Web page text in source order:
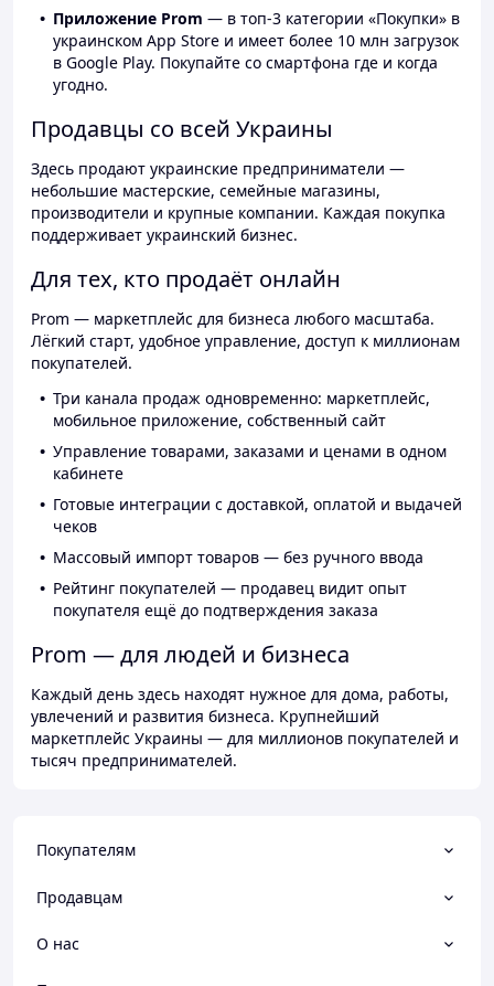
Приложение Prom — в топ-3 категории «Покупки» в
украинском App Store и имеет более 10 млн загрузок
в Google Play. Покупайте со смартфона где и когда
угодно.
Продавцы со всей Украины
Здесь продают украинские предприниматели —
небольшие мастерские, семейные магазины,
производители и крупные компании. Каждая покупка
поддерживает украинский бизнес.
Для тех, кто продаёт онлайн
Prom — маркетплейс для бизнеса любого масштаба.
Лёгкий старт, удобное управление, доступ к миллионам
покупателей.
Три канала продаж одновременно: маркетплейс,
мобильное приложение, собственный сайт
Управление товарами, заказами и ценами в одном
кабинете
Готовые интеграции с доставкой, оплатой и выдачей
чеков
Массовый импорт товаров — без ручного ввода
Рейтинг покупателей — продавец видит опыт
покупателя ещё до подтверждения заказа
Prom — для людей и бизнеса
Каждый день здесь находят нужное для дома, работы,
увлечений и развития бизнеса. Крупнейший
маркетплейс Украины — для миллионов покупателей и
тысяч предпринимателей.
Покупателям
Продавцам
О нас